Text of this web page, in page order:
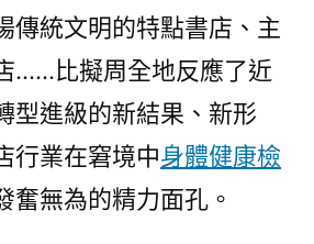
傳統文明的特點書店、主
……比擬周全地反應了近
型進級的新結果、新形
行業在窘境中身體健康檢
奮無為的精力面孔。